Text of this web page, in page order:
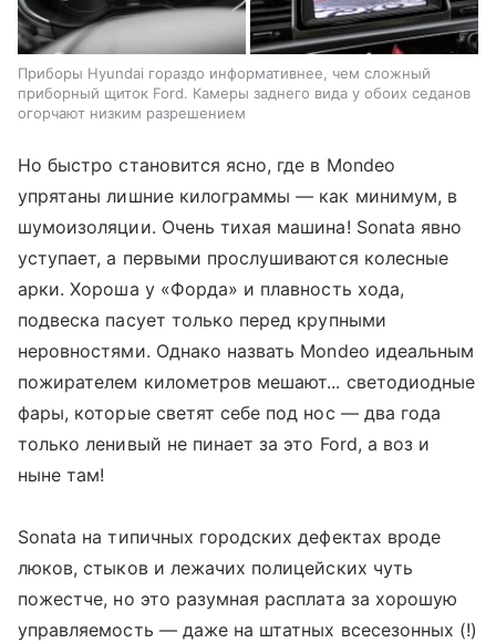
Приборы Hyundai гораздо информативнее, чем сложный
приборный щиток Ford. Камеры заднего вида у обоих седанов
огорчают низким разрешением
Но быстро становится ясно, где в Mondeo
упрятаны лишние килограммы — как минимум, в
шумоизоляции. Очень тихая машина! Sonata явно
уступает, а первыми прослушиваются колесные
арки. Хороша у «Форда» и плавность хода,
подвеска пасует только перед крупными
неровностями. Однако назвать Mondeo идеальным
пожирателем километров мешают... светодиодные
фары, которые светят себе под нос — два года
только ленивый не пинает за это Ford, а воз и
ныне там!
Sonata на типичных городских дефектах вроде
люков, стыков и лежачих полицейских чуть
пожестче, но это разумная расплата за хорошую
управляемость — даже на штатных всесезонных (!)